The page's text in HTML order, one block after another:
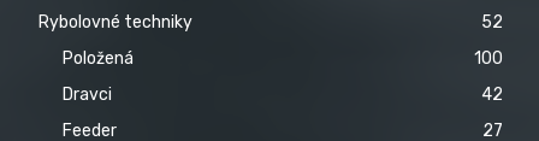
Rybolovné techniky
52
Položená
100
Dravci
42
Feeder
27